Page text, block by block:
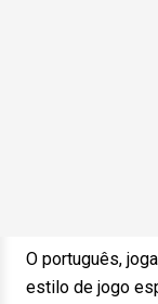
O português,
estilo de jogo